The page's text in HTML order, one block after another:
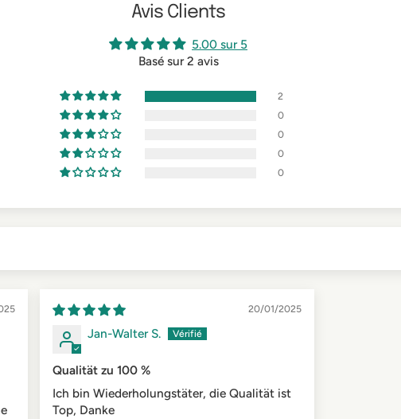
Avis Clients
5.00 sur 5
Basé sur 2 avis
2
0
0
0
0
20/01/2025
Jan-Walter S.
Qualität zu 100 %
Ich bin Wiederholungstäter, die Qualität ist
Top, Danke